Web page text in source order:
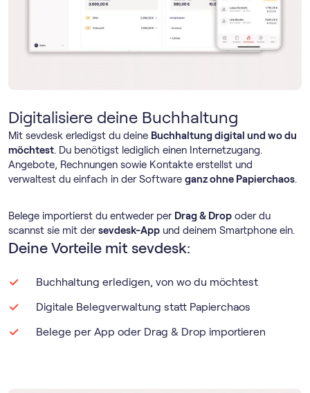
Digitalisiere deine Buchhaltung
Mit sevdesk erledigst du deine Buchhaltung digital und wo du
möchtest. Du benötigst lediglich einen Internetzugang.
Angebote, Rechnungen sowie Kontakte erstellst und
verwaltest du einfach in der Software ganz ohne Papierchaos.
Belege importierst du entweder per Drag & Drop oder du
scannst sie mit dersevdesk-App und deinem Smartphone ein.
Deine Vorteile mit sevdesk:
Buchhaltung erledigen, von wo du möchtest
Digitale Belegverwaltung statt Papierchaos
Belege per App oder Drag & Drop importieren